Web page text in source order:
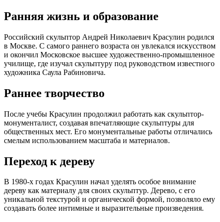
Ранняя жизнь и образование
Российский скульптор Андрей Николаевич Красулин родился
в Москве. С самого раннего возраста он увлекался искусством
и окончил Московское высшее художественно-промышленное
училище, где изучал скульптуру под руководством известного
художника Саула Рабиновича.
Раннее творчество
После учебы Красулин продолжил работать как скульптор-
монументалист, создавая впечатляющие скульптуры для
общественных мест. Его монументальные работы отличались
смелым использованием масштаба и материалов.
Переход к дереву
В 1980-х годах Красулин начал уделять особое внимание
дереву как материалу для своих скульптур. Дерево, с его
уникальной текстурой и органической формой, позволяло ему
создавать более интимные и выразительные произведения.